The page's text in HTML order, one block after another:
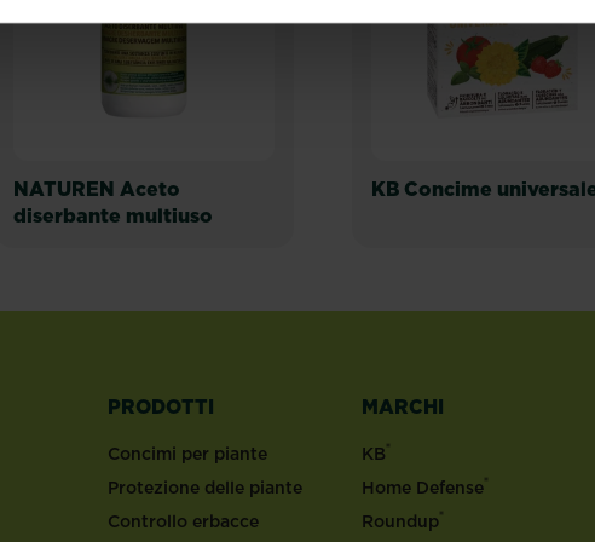
NATUREN Aceto
diserbante multiuso
KB Concime
PRODOTTI
Concimi per piante
Protezione delle piante
Controllo erbacce
MARCHI
KB®
Home Defense®
Roundup®